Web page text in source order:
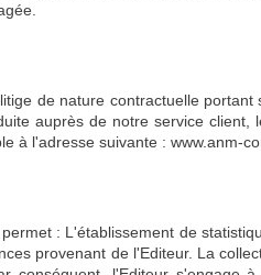
de nature contractuelle portant
auprès de notre service client,
à l'adresse suivante : www.anm-
: L'établissement de
provenant de l'Editeur. La